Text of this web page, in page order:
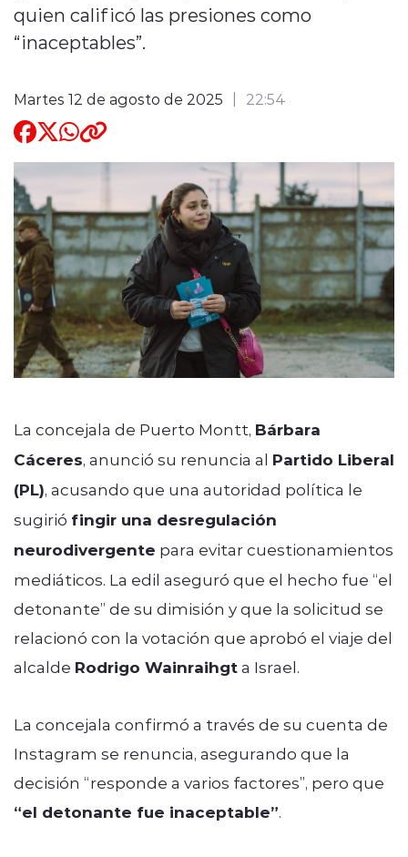
modo claro
quien calificó las presiones como
“inaceptables”.
Martes 12 de agosto de 2025 22:54
La concejala de Puerto Montt, Bárbara
Cáceres, anunció su renuncia al Partido Liberal
(PL), acusando que una autoridad política le
sugirió fingir una desregulación
neurodivergente para evitar cuestionamientos
mediáticos. La edil aseguró que el hecho fue “el
detonante” de su dimisión y que la solicitud se
relacionó con la votación que aprobó el viaje del
alcalde Rodrigo Wainraihgta Israel.
La concejala confirmó a través de su cuenta de
Instagram se renuncia, asegurando que la
decisión “responde a varios factores”, pero que
“el detonante fue inaceptable”.